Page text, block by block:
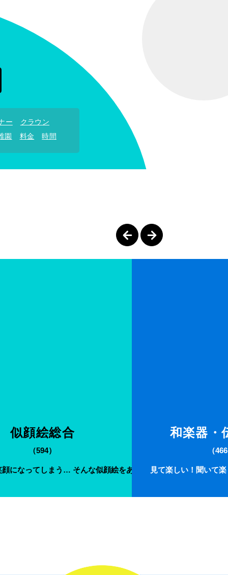
ー
クラウン
園
料金 時間
す！
似顔絵総合
（594）
顔になってしまう… そんな似顔絵をあなたの元にお届けします。
和楽器・
（
見て楽しい！聞いて